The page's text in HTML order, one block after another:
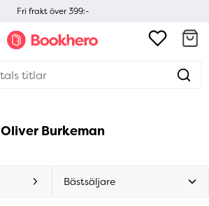
Fri frakt över 399:-
Oliver Burkeman